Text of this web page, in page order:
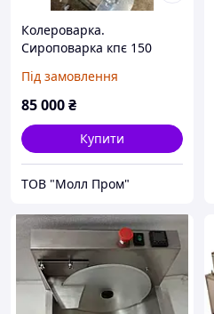
Колероварка.
Сироповарка кпє 150
Під замовлення
85 000₴
Купити
ТОВ "Молл Пром"